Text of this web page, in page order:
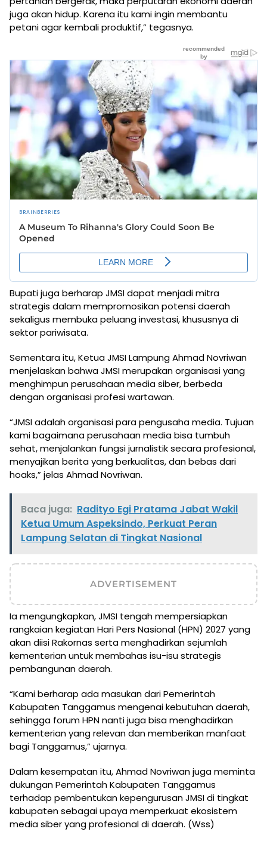
juga akan hidup. Karena itu kami ingin membantu
petani agar kembali produktif,” tegasnya.
Bupati juga berharap JMSI dapat menjadi mitra
strategis dalam mempromosikan potensi daerah
sekaligus membuka peluang investasi, khususnya di
sektor pariwisata.
Sementara itu, Ketua JMSI Lampung Ahmad Novriwan
menjelaskan bahwa JMSI merupakan organisasi yang
menghimpun perusahaan media siber, berbeda
dengan organisasi profesi wartawan.
“JMSI adalah organisasi para pengusaha media. Tujuan
kami bagaimana perusahaan media bisa tumbuh
sehat, menjalankan fungsi jurnalistik secara profesional,
menyajikan berita yang berkualitas, dan bebas dari
hoaks,” jelas Ahmad Novriwan.
Baca juga: Radityo Egi Pratama Jabat Wakil
Ketua Umum Aspeksindo, Perkuat Peran
Lampung Selatan di Tingkat Nasional
ADVERTISEMENT
Ia mengungkapkan, JMSI tengah mempersiapkan
rangkaian kegiatan Hari Pers Nasional (HPN) 2027 yang
akan diisi Rakornas serta menghadirkan sejumlah
kementerian untuk membahas isu-isu strategis
pembangunan daerah.
“Kami berharap ada masukan dari Pemerintah
Kabupaten Tanggamus mengenai kebutuhan daerah,
sehingga forum HPN nanti juga bisa menghadirkan
kementerian yang relevan dan memberikan manfaat
bagi Tanggamus,” ujarnya.
Dalam kesempatan itu, Ahmad Novriwan juga meminta
dukungan Pemerintah Kabupaten Tanggamus
terhadap pembentukan kepengurusan JMSI di tingkat
kabupaten sebagai upaya memperkuat ekosistem
media siber yang profesional di daerah. (Wss)